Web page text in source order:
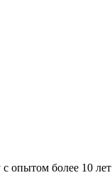
опытом более 10 лет